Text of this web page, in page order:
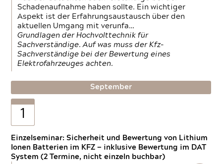
Schadenaufnahme haben sollte. Ein wichtiger
Aspekt ist der Erfahrungsaustausch über den
aktuellen Umgang mit verunfa…
Grundlagen der Hochvolttechnik für
Sachverständige. Auf was muss der Kfz-
Sachverständige bei der Bewertung eines
Elektrofahrzeuges achten.
September
1
Einzelseminar: Sicherheit und Bewertung von Lithium
Ionen Batterien im KFZ — inklusive Bewertung im DAT
System (2 Termine, nicht einzeln buchbar)